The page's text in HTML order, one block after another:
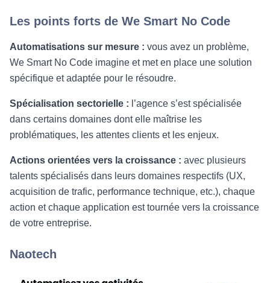
Les points forts de We Smart No Code
Automatisations sur mesure : vous avez un problème,
We Smart No Code imagine et met en place une solution
spécifique et adaptée pour le résoudre.
Spécialisation sectorielle : l’agence s’est spécialisée
dans certains domaines dont elle maîtrise les
problématiques, les attentes clients et les enjeux.
Actions orientées vers la croissance : avec plusieurs
talents spécialisés dans leurs domaines respectifs (UX,
acquisition de trafic, performance technique, etc.), chaque
action et chaque application est tournée vers la croissance
de votre entreprise.
Naotech